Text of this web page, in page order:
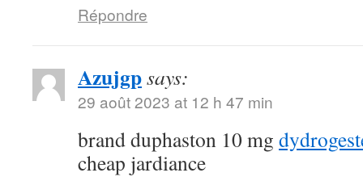
Répondre
Azujgpsays:
29 août 2023 at 12 h 47 min
brand duphaston 10 mg
cheap jardiance